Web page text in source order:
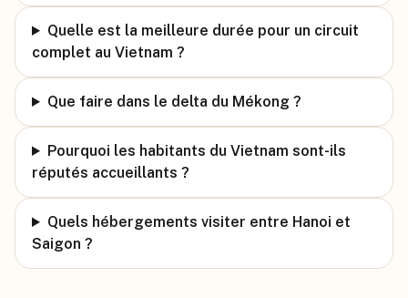
Quelle est la meilleure durée pour un circuit
complet au Vietnam ?
Que faire dans le delta du Mékong ?
Pourquoi les habitants du Vietnam sont-ils
réputés accueillants ?
Quels hébergements visiter entre Hanoi et
Saigon ?